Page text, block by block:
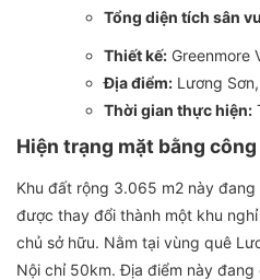
Tổng diện tích sân
Thiết kế: Greenmore
Địa điểm: Lương
Thời gian thực hiện:
Hiện trạng mặt bằng
Khu đất rộng 3.065 m2 này
được thay đổi thành một khu
chủ sở hữu. Nằm tại vùng quê
Nội chỉ 50km. Địa điểm này